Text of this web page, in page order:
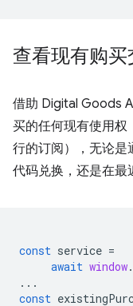
查看现有购
借助 Digital Goods
买的任何现有使用权
行的订阅），无论是
代码兑换，还是在最
const service =
await window.
...
const